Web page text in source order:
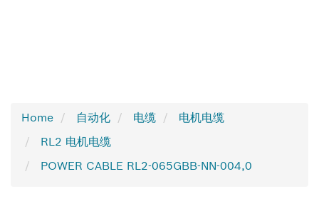
Home 自动化 电缆
电机电缆
RL2 电机电缆
POWER CABLE RL2-065GBB-NN-004,0